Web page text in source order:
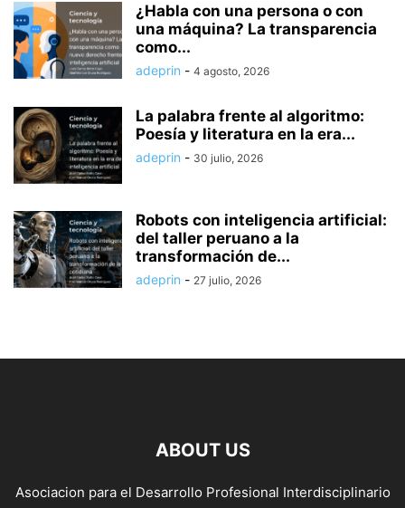
¿Habla con una persona o con
una máquina? La transparencia
como...
adeprin - 4 agosto, 2026
La palabra frente al algoritmo:
Poesía y literatura en la era...
adeprin - 30 julio, 2026
Robots con inteligencia artificial:
del taller peruano a la
transformación de...
adeprin - 27 julio, 2026
ABOUT US
Asociacion para el Desarrollo Profesional Interdisciplinario